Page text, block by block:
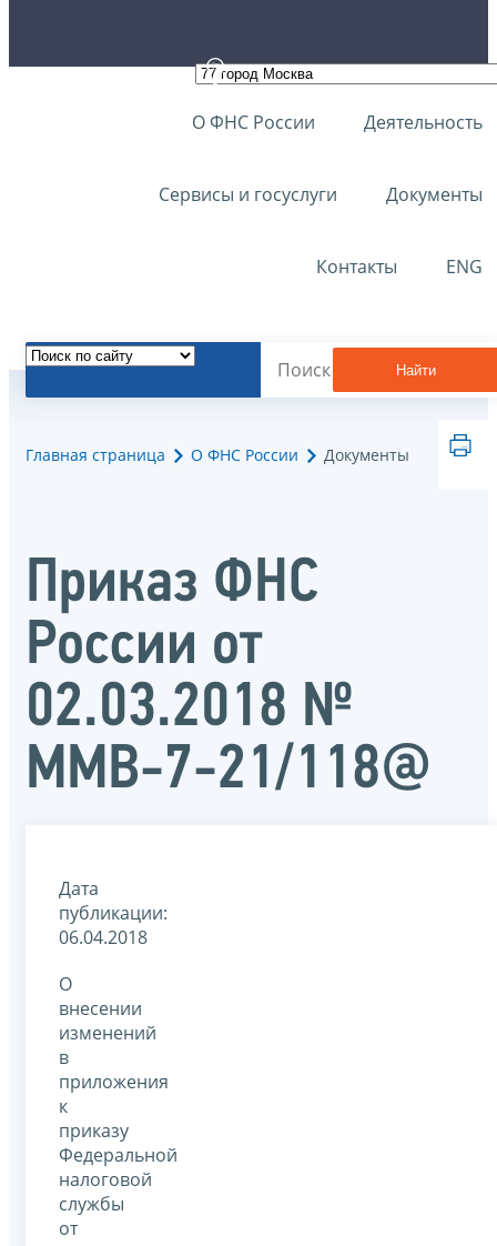
О ФНС России Деятельность
Сервисы и госуслуги Документы
Контакты ENG
Найти
Главная страница О ФНС России Документы
Приказ ФНС
России от
02.03.2018 №
ММВ-7-21/118@
Дата
публикации:
06.04.2018
О
внесении
изменений
в
приложения
к
приказу
Федеральной
налоговой
службы
от